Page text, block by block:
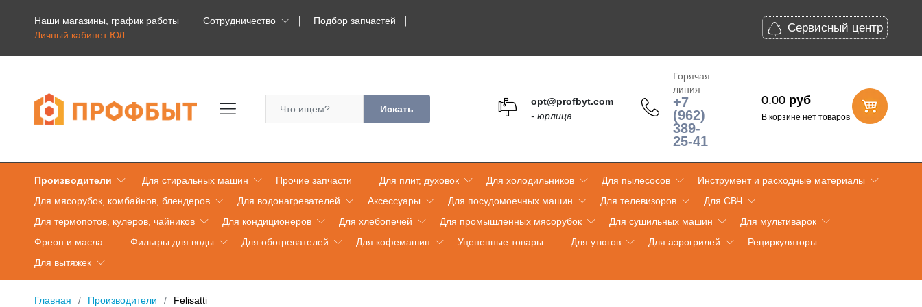
Наши магазины, график работы Сотрудничество
Подбор запчастей
Личный кабинет ЮЛ
Сервисный центр
Искать
opt@profbyt.com
- юрлица
Горячая
линия
+7
(962)
389-
25-41
0.00 руб
В корзине нет товаров
Производители Для стиральных машин Прочие запчасти Для плит, духовок Для холодильников Для пылесосов
Инструмент и расходные материалы
Для мясорубок, комбайнов, блендеров
Для водонагревателей Аксессуары Для посудомоечных машин Для телевизоров
Для СВЧ
Для термопотов, кулеров, чайников
Для кондиционеров Для хлебопечей Для промышленных мясорубок Для сушильных машин
Для мультиварок
Фреон и масла
Фильтры для воды Для обогревателей Для кофемашин Уцененные товары Для утюгов Для аэрогрилей
Рециркуляторы
Для вытяжек
Главная Производители Felisatti